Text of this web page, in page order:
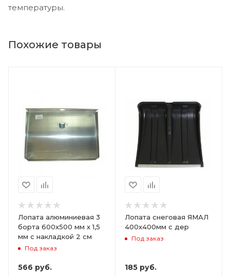
температуры.
Похожие товары
Лопата алюминиевая 3
борта 600х500 мм х 1,5
мм с накладкой 2 см
Под заказ
566 руб.
Лопата снеговая ЯМАЛ
400х400мм с дер
Под заказ
185 руб.